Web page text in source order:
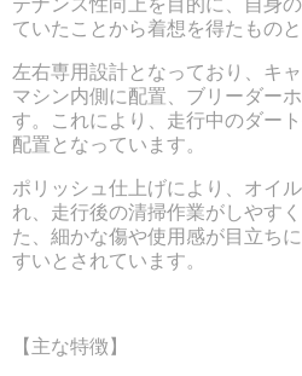
テナンス性向上を目的に、自身
ていたことから着想を得たものと
左右専用設計となっており、キ
マシン内側に配置、ブリーダー
す。これにより、走行中のダー
配置となっています。
ポリッシュ仕上げにより、オイ
れ、走行後の清掃作業がしやす
た、細かな傷や使用感が目立ち
すいとされています。
【主な特徴】